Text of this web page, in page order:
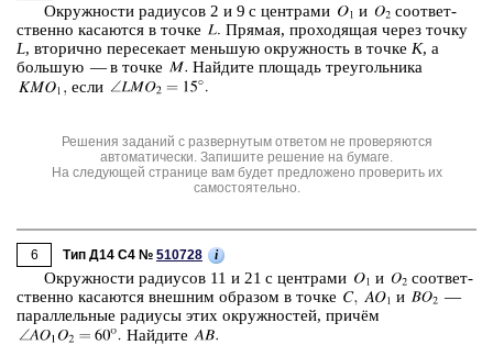
Окруж­но­сти ра­ди­у­сов 2 и 9 с цен­тра­ми и
со­от­вет­
ствен­но ка­са­ют­ся в точке
Пря­мая, про­хо­дя­щая через точку
L, вто­рич­но пе­ре­се­ка­ет мень­шую окруж­ность в точке K, а
боль­шую — в точке
Най­ди­те пло­щадь тре­уголь­ни­ка
если
Решения заданий с развернутым ответом не проверяются
автоматически. Запишите решение на бумаге.
На следующей странице вам будет предложено проверить их
самостоятельно.
6 Тип Д14 C4 № 510728 i
Окруж­но­сти ра­ди­у­сов 11 и 21 с цен­тра­ми и
со­от­вет­
ствен­но ка­са­ют­ся внеш­ним об­ра­зом в точке
и
—
па­рал­лель­ные ра­ди­у­сы этих окруж­но­стей, причём
Най­ди­те